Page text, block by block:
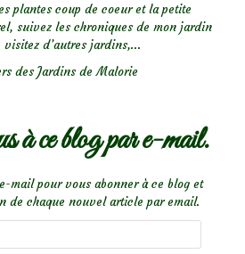
plantes coup de coeur et la petite
suivez les chroniques de mon jardin
d’autres jardins,...
des Jardins de Malorie
à ce blog par e-mail.
mail pour vous abonner à ce blog et
de chaque nouvel article par email.